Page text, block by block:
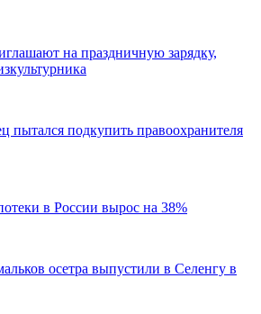
на праздничную зарядку,
пытался подкупить правоохранителя
в России вырос на 38%
осетра выпустили в Селенгу в